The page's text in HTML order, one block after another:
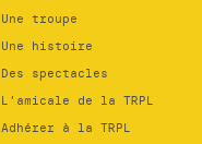
Une troupe
Une histoire
Des spectacles
L’amicale de la TRPL
Adhérer à la TRPL